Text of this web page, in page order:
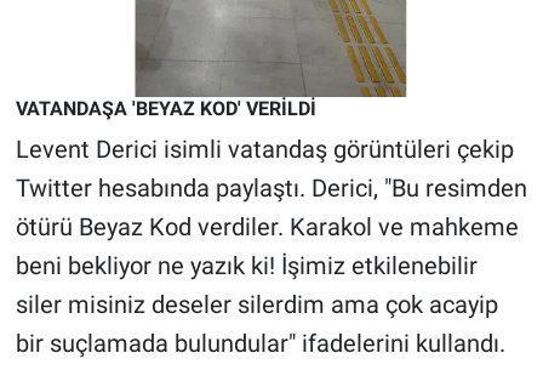
VATANDAŞA 'BEYAZ KOD' VERİLDİ
Levent Derici isimli vatandaş görüntüleri çekip
Twitter hesabında paylaştı. Derici, "Bu resimden
ötürü Beyaz Kod verdiler. Karakol ve mahkeme
beni bekliyor ne yazık ki! İşimiz etkilenebilir
siler misiniz deseler silerdim ama çok acayip
bir suçlamada bulundular" ifadelerini kullandı.